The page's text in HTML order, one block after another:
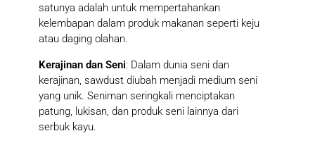
satunya adalah untuk mempertahankan
kelembapan dalam produk makanan seperti keju
atau daging olahan.
Kerajinan dan Seni: Dalam dunia seni dan
kerajinan, sawdust diubah menjadi medium seni
yang unik. Seniman seringkali menciptakan
patung, lukisan, dan produk seni lainnya dari
serbuk kayu.